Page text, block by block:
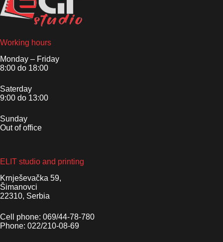
Working hours
Monday – Friday
8:00 do 18:00
Saterday
9:00 do 13:00
Sunday
Out of office
ELIT studio and printing
Krnješevačka 59,
Šimanovci
22310, Serbia
Cell phone: 069/44-78-780
Phone: 022/210-08-69